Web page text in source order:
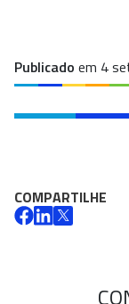
Publicado em 4
COMPARTILHE